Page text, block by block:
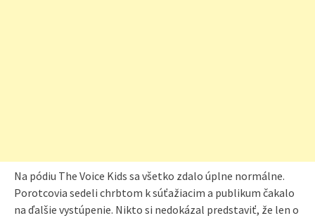
Na pódiu The Voice Kids sa všetko zdalo úplne normálne.
Porotcovia sedeli chrbtom k súťažiacim a publikum čakalo
na ďalšie vystúpenie. Nikto si nedokázal predstaviť, že len o